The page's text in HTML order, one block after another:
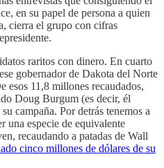
en su papel de persona a quien
cierra el grupo con cifras
raritos con dinero. En cuarto
gobernador de Dakota del Norte
esos 11,8 millones recaudados,
Doug Burgum (es decir, él
campaña. Por detrás tenemos a
una especie de equivalente
recaudando a patadas de Wall
cinco millones de dólares de su